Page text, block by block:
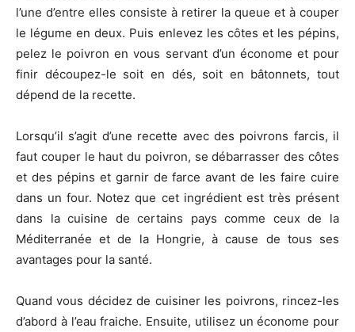
l’une d’entre elles consiste à retirer la queue et à couper
le légume en deux. Puis enlevez les côtes et les pépins,
pelez le poivron en vous servant d’un économe et pour
finir découpez-le soit en dés, soit en bâtonnets, tout
dépend de la recette.
Lorsqu’il s’agit d’une recette avec des poivrons farcis, il
faut couper le haut du poivron, se débarrasser des côtes
et des pépins et garnir de farce avant de les faire cuire
dans un four. Notez que cet ingrédient est très présent
dans la cuisine de certains pays comme ceux de la
Méditerranée et de la Hongrie, à cause de tous ses
avantages pour la santé.
Quand vous décidez de cuisiner les poivrons, rincez-les
d’abord à l’eau fraiche. Ensuite, utilisez un économe pour